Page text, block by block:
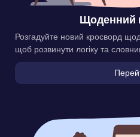
Щоденний
Розгадуйте новий кросворд
щоб розвинути логіку та